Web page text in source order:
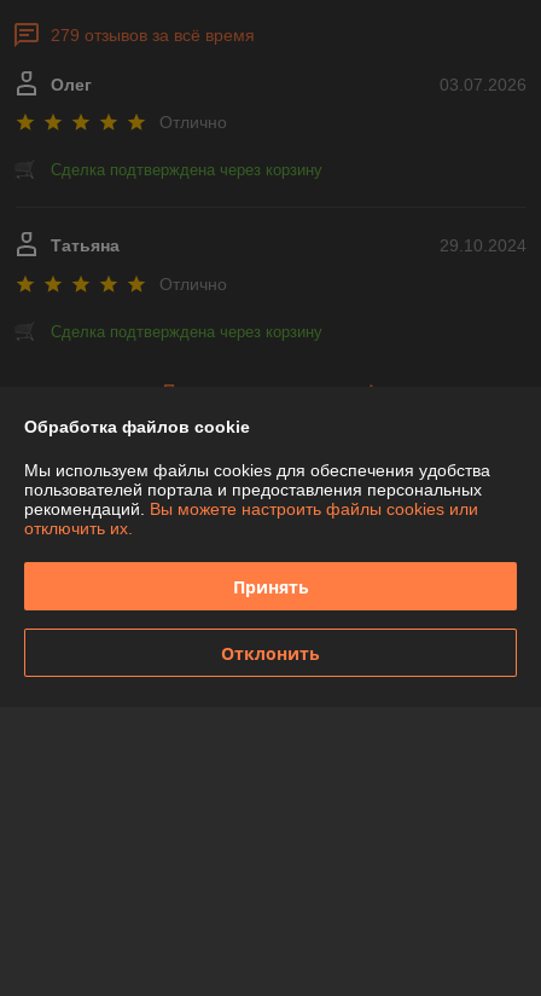
279 отзывов за всё время
03.07.2026
Олег
Отлично
Сделка подтверждена через корзину
29.10.2024
Татьяна
Отлично
Сделка подтверждена через корзину
Показать все отзывы
О нас
Контакты
Обработка файлов cookie
Мы используем файлы cookies для обеспечения удобства
пользователей портала и предоставления персональных
рекомендаций. Вы можете настроить файлы cookies или
отключить их.
Принять
Отклонить